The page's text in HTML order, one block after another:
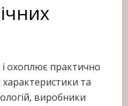
охоплює практично
характеристики та
виробники